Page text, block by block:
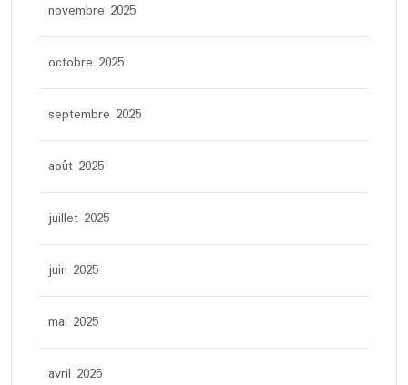
novembre 2025
octobre 2025
septembre 2025
août 2025
juillet 2025
juin 2025
mai 2025
avril 2025